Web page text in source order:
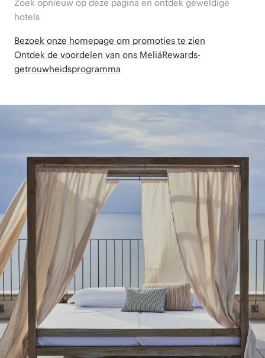
Zoek opnieuw op deze pagina en ontdek geweldige
hotels
Bezoek onze homepage om promoties te zien
Ontdek de voordelen van ons MeliáRewards-
getrouwheidsprogramma